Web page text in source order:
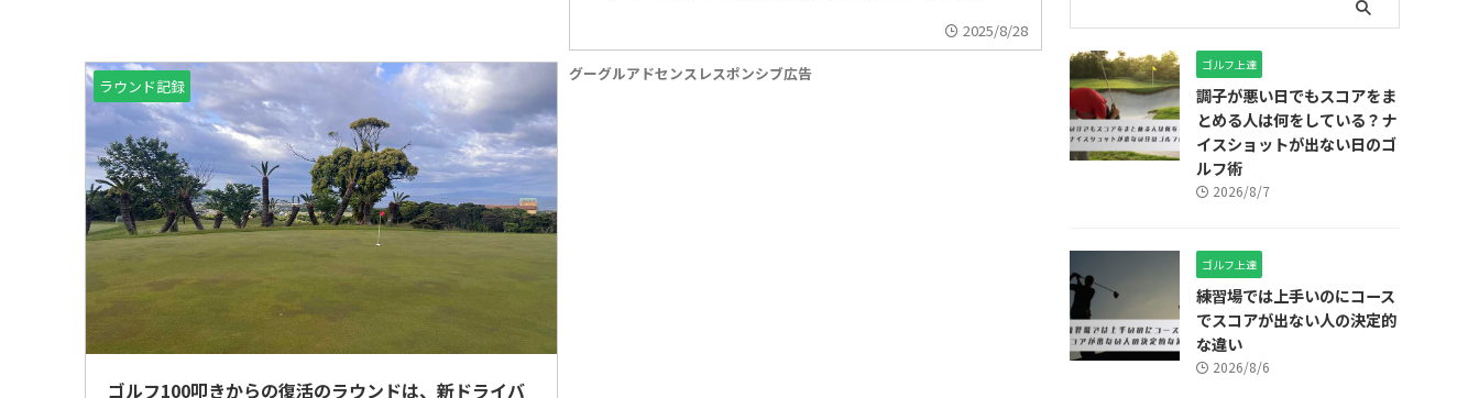
2025/8/28
ラウンド記録
ゴルフ100叩きからの復活のラウンドは、新ドライバ
グーグルアドセンスレスポンシブ広告 ゴルフ上達
調子が悪い日でもスコアをま
とめる人は何をしている？ナ
イスショットが出ない日のゴ
ルフ術
2026/8/7
ゴルフ上達
練習場では上手いのにコース
でスコアが出ない人の決定的
な違い
2026/8/6